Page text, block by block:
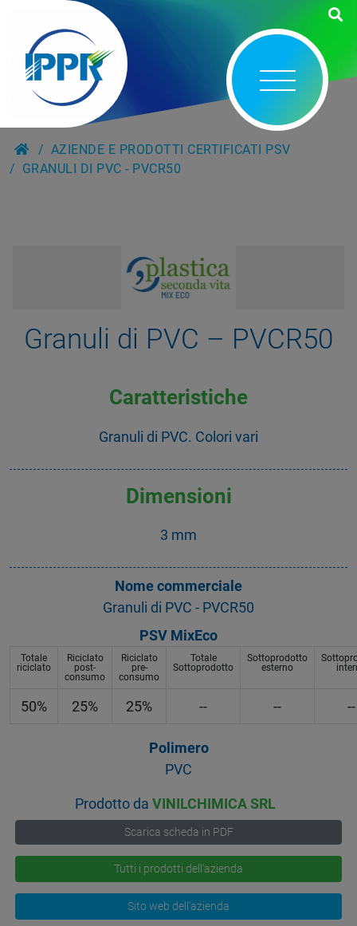
AZIENDE E PRODOTTI CERTIFICATI PSV
GRANULI DI PVC - PVCR50
Granuli di PVC – PVCR50
Caratteristiche
Granuli di PVC. Colori vari
Dimensioni
3 mm
Nome commerciale
Granuli di PVC - PVCR50
PSV MixEco
Totale
riciclato
Riciclato
post-
consumo
Riciclato
pre-
consumo
Totale
Sottoprodotto
Sottoprodotto
esterno
50% 25% 25% -- -- --
Polimero
PVC
Prodotto daVINILCHIMICA SRL
Scarica scheda in PDF
Tutti i prodotti dell'azienda
Sito web dell'azienda